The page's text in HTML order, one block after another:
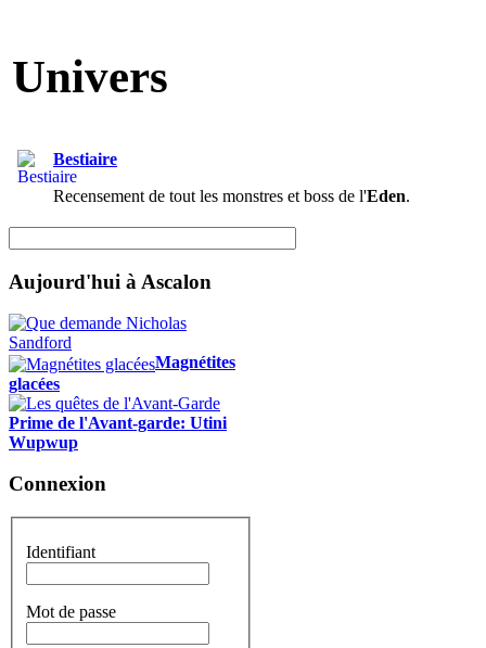
Univers
Bestiaire
Recensement de tout les monstres et boss de l'Eden.
Aujourd'hui à Ascalon
Magnétites
glacées
Prime de l'Avant-garde: Utini
Wupwup
Connexion
Identifiant
Mot de passe